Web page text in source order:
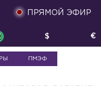
ПРЯМОЙ ЭФИР
$ €
ПМЭФ